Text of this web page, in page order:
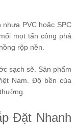
PVC hoặc SPC
mọt tấn công phá
rộp nền.
sạch sẽ. Sản phẩm
Nam. Độ bền của
Đặt Nhanh